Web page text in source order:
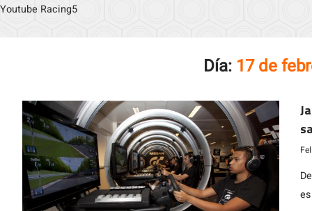
Youtube Racing5
Día: 17 de